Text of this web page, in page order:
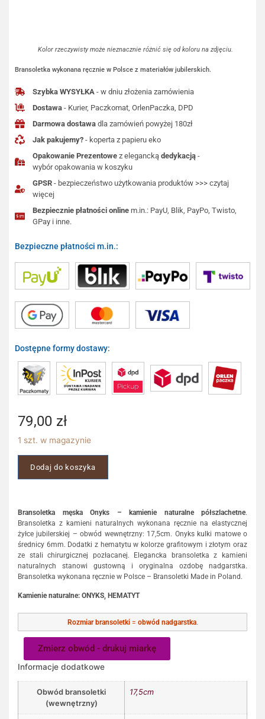
Kolor rzeczywisty może nieznacznie różnić się od koloru na zdjęciu.
Bransoletka wykonana ręcznie w Polsce z materiałów jubilerskich.
Szybka WYSYŁKA - w dniu złożenia zamówienia
Dostawa - Kurier, Paczkomat, OrlenPaczka, DPD
Darmowa dostawa dla zamówień powyżej 180zł
Jak pakujemy? - koperta z papieru eko
Opakowanie Prezentowe z eleganckądedykacją -
wybór opakowania w koszyku
GPSR - bezpieczeństwo użytkowania produktów >>> czytaj
więcej
Bezpiecznie płatności online m.in.: PayU, Blik, PayPo, Twisto,
GPay i inne.
Bezpieczne płatności m.in.:
Dostępne formy dostawy:
79,00 zł
1 szt. w magazynie
Dodaj do koszyka
Bransoletka męska Onyks – kamienie naturalne półszlachetne.
Bransoletka z kamieni naturalnych wykonana ręcznie na elastycznej
żyłce jubilerskiej – obwód wewnętrzny: 17,5cm. Onyks kulki matowe o
średnicy 6mm. Dodatki z hematytu w kolorze grafitowym i złotym oraz
ze stali chirurgicznej pozłacanej. Elegancka bransoletka z kamieni
naturalnych stanowi gustowną i oryginalna ozdobę nadgarstka.
Bransoletka wykonana ręcznie w Polsce – Bransoletki Made in Poland.
Kamienie naturalne: ONYKS, HEMATYT
Rozmiar bransoletki= obwód nadgarstka.
Zmierz obwód - drukuj miarkę
Informacje dodatkowe
Obwód bransoletki
(wewnętrzny)
17,5cm